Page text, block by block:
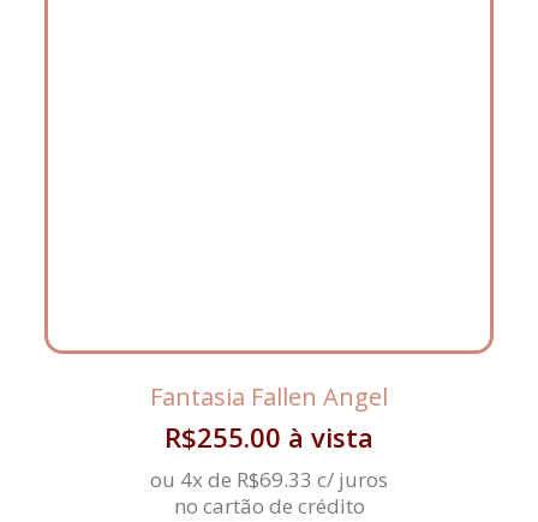
Fantasia Fallen Angel
R$255.00 à vista
ou 4x de R$69.33 c/ juros
no cartão de crédito